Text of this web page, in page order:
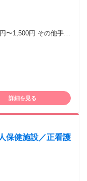
円 その他手
い 銀行振込
詳細を見る
保健施設／正看護